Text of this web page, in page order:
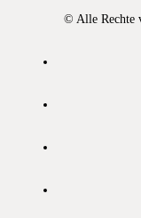
© Alle Rechte